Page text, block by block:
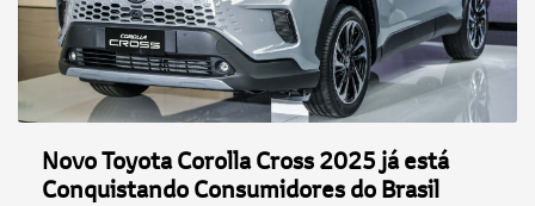
Novo Toyota Corolla Cross 2025 já está
Conquistando Consumidores do Brasil